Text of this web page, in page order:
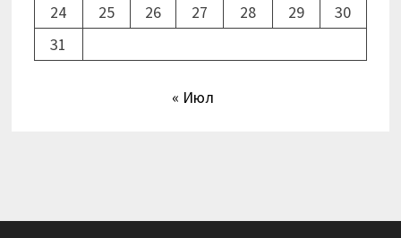
24
25 26 27 28 29
30
31
« Июл